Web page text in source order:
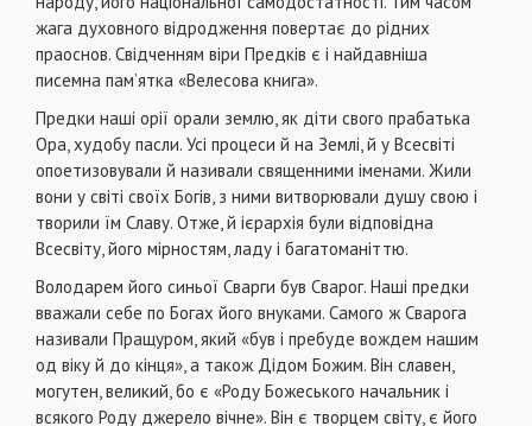
жага духовного відродження повертає до рідних
праоснов. Свідченням віри Предків є і найдавніша
писемна пам’ятка «Велесова книга».
Предки наші орії орали землю, як діти свого прабатька
Ора, худобу пасли. Усі процеси й на Землі, й у Всесвіті
опоетизовували й називали священними іменами. Жили
вони у світі своїх Богів, з ними витворювали душу свою і
творили їм Славу. Отже, й ієрархія були відповідна
Всесвіту, його мірностям, ладу і багатоманіттю.
Володарем його синьої Cварги був Сварог. Наші предки
вважали себе по Богах його внуками. Самого ж Сварога
називали Пращуром, який «був і пребуде вождем нашим
од віку й до кінця», а також Дідом Божим. Він славен,
могутен, великий, бо є «Роду Божеського начальник і
всякого Роду джерело вічне». Він є творцем світу, є йoгo